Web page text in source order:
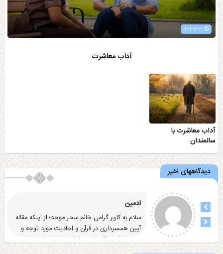
آداب معاشرت
آداب معاشرت با
سالمندان
دیدگاههای اخیر
ادمین
سلام به کاربر گرامی خانم سحر موحد؛ از اینکه مقاله
آيين همسرداری در قرآن و احاديث مورد توجه و
رضایت شما واقع شد
... ادامه